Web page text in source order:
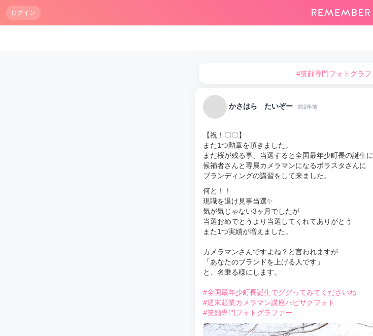
ログイン
#笑顔専門フォトグラフ
かさはら たいぞー 約2年前
【祝！〇〇】
また1つ勲章を頂きました。
まだ桜が残る事、当選すると全国最年少町長の誕生
候補者さんと専属カメラマンになるボラスタさんに
ブランディングの講習をして来ました。
何と！！
現職を退け見事当選✨
気が気じゃない3ヶ月でしたが
当選おめでとうより当選してくれてありがとう
また1つ実績が増えました。
カメラマンさんですよね？と言われますが
「あなたのブランドを上げる人です」
と、名乗る様にします。
#全国最年少町長誕生でググってみてくださいね
#週末起業カメラマン講座ハピサクフォト
#笑顔専門フォトグラファー